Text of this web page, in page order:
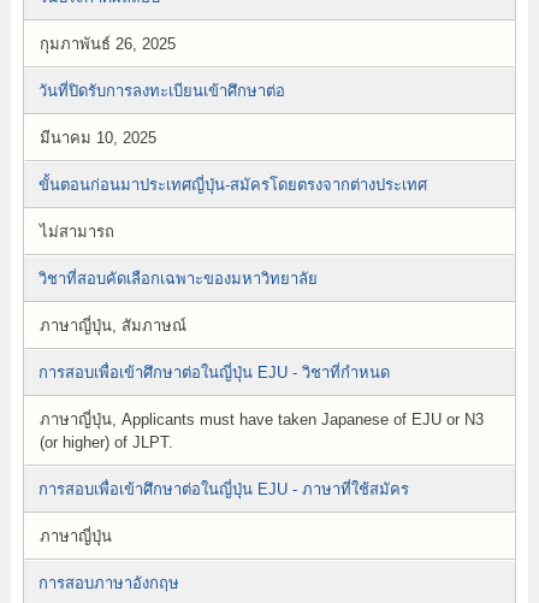
กุมภาพันธ์ 26, 2025
วันที่ปิดรับการลงทะเบียนเข้าศึกษาต่อ
มีนาคม 10, 2025
ขั้นตอนก่อนมาประเทศญี่ปุ่น-สมัครโดยตรงจากต่างประเทศ
ไม่สามารถ
วิชาที่สอบคัดเลือกเฉพาะของมหาวิทยาลัย
ภาษาญี่ปุ่น, สัมภาษณ์
การสอบเพื่อเข้าศึกษาต่อในญี่ปุ่น EJU - วิชาที่กำหนด
ภาษาญี่ปุ่น, Applicants must have taken Japanese of EJU or N3
(or higher) of JLPT.
การสอบเพื่อเข้าศึกษาต่อในญี่ปุ่น EJU - ภาษาที่ใช้สมัคร
ภาษาญี่ปุ่น
การสอบภาษาอังกฤษ